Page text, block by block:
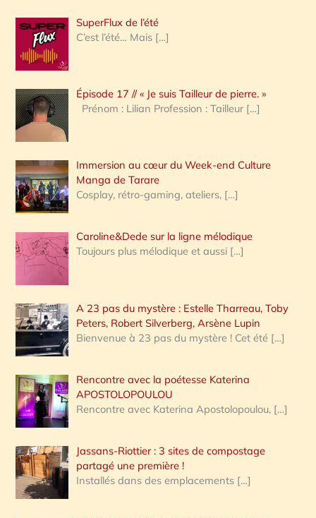
e
r
c
h
e
:
SuperFlux de l’été
C’est l’été… Mais […]
Épisode 17 // « Je suis Tailleur de pierre. »
Prénom : Lilian Profession : Tailleur […]
Immersion au cœur du Week-end Culture
Manga de Tarare
Cosplay, rétro-gaming, ateliers, […]
Caroline&Dede sur la ligne mélodique
Toujours plus mélodique et aussi […]
A 23 pas du mystère : Estelle Tharreau, Toby
Peters, Robert Silverberg, Arsène Lupin
Bienvenue à 23 pas du mystère ! Cet été […]
Rencontre avec la poétesse Katerina
APOSTOLOPOULOU
Rencontre avec Katerina Apostolopoulou, […]
Jassans-Riottier : 3 sites de compostage
partagé une première !
Installés dans des emplacements […]